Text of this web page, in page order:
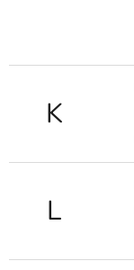
K
L